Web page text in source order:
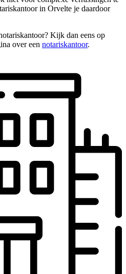
in Orvelte je daardoor
Kijk dan eens op
over een notariskantoor.